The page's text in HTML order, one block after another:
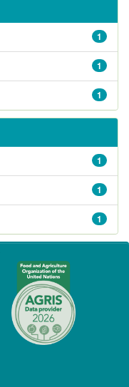
1
1
1
1
1
1